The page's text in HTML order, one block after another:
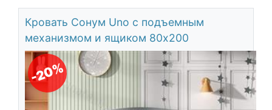
Кровать Сонум Uno с подъемным
механизмом и ящиком 80х200
-20%